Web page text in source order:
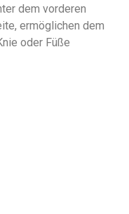
dem vorderen
ermöglichen dem
oder Füße